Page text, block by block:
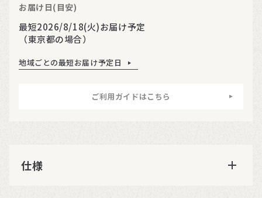
お届け日(目安)
最短2026/8/18(火)お届け予定
（東京都の場合）
地域ごとの最短お届け予定日
ご利用ガイドはこちら
仕様